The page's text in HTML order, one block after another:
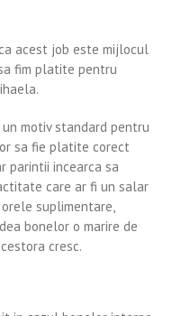
acest job este mijlocul
fim platite pentru
motiv standard pentru
sa fie platite corect
parintii incearca sa
care ar fi un salar
suplimentare,
bonelor o marire de
cresc.